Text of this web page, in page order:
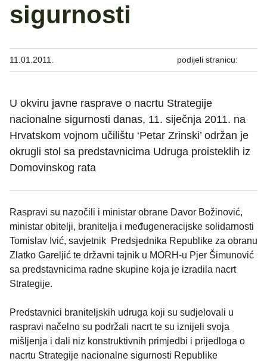
sigurnosti
11.01.2011. podijeli stranicu:
U okviru javne rasprave o nacrtu Strategije
nacionalne sigurnosti danas, 11. siječnja 2011. na
Hrvatskom vojnom učilištu ‘Petar Zrinski’ održan je
okrugli stol sa predstavnicima Udruga proisteklih iz
Domovinskog rata
Raspravi su nazočili i ministar obrane Davor Božinović,
ministar obitelji, branitelja i međugeneracijske solidarnosti
Tomislav Ivić, savjetnik Predsjednika Republike za obranu
Zlatko Gareljić te državni tajnik u MORH-u Pjer Šimunović
sa predstavnicima radne skupine koja je izradila nacrt
Strategije.
Predstavnici braniteljskih udruga koji su sudjelovali u
raspravi načelno su podržali nacrt te su iznijeli svoja
mišljenja i dali niz konstruktivnih primjedbi i prijedloga o
nacrtu Strategije nacionalne sigurnosti Republike